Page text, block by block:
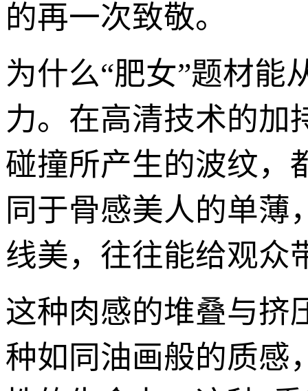
的再一次致敬。
为什么“肥女”题材能
力。在高清技术的加
碰撞所产生的波纹，
同于骨感美人的单薄
线美，往往能给观众
这种肉感的堆叠与挤
种如同油画般的质感